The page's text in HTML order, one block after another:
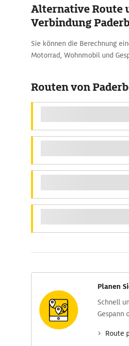
Alternative Route
Verbindung
Sie können die Berechnung
Motorrad, Wohnmobil und
Routen von
Planen
Schnell
Gespann
Route